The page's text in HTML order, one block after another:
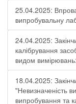
25.04.2025:
випробувальну
24.04.2025:
калібрування
видом
18.04.2025:
"Невизначеність
випробування та